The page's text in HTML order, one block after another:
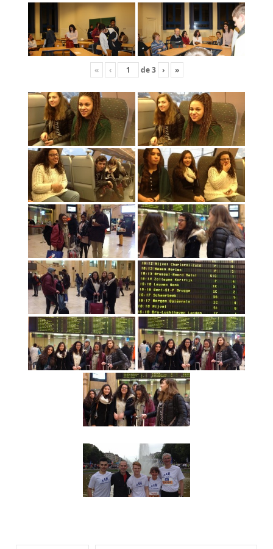
« ‹ de3 › »